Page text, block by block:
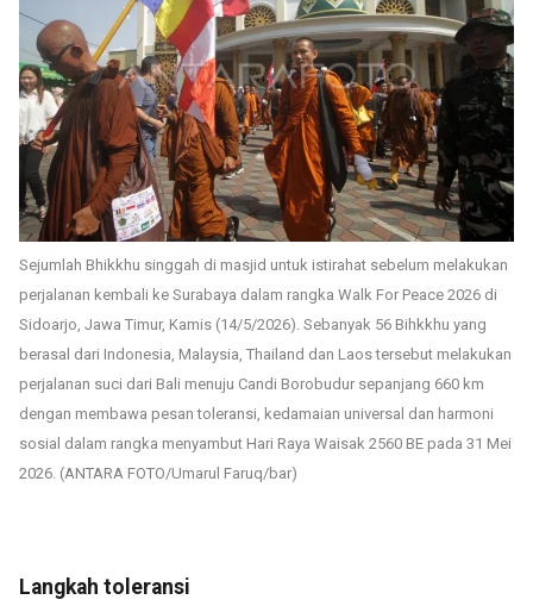
Sejumlah Bhikkhu singgah di masjid untuk istirahat sebelum melakukan
perjalanan kembali ke Surabaya dalam rangka Walk For Peace 2026 di
Sidoarjo, Jawa Timur, Kamis (14/5/2026). Sebanyak 56 Bihkkhu yang
berasal dari Indonesia, Malaysia, Thailand dan Laos tersebut melakukan
perjalanan suci dari Bali menuju Candi Borobudur sepanjang 660 km
dengan membawa pesan toleransi, kedamaian universal dan harmoni
sosial dalam rangka menyambut Hari Raya Waisak 2560 BE pada 31 Mei
2026. (ANTARA FOTO/Umarul Faruq/bar)
Langkah toleransi